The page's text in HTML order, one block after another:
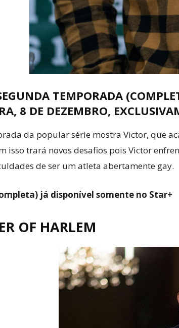
TEMPORADA
8 DE DEZEMBRO,
da popular série mostra Victor, que
isso trará novos desafios pois Victor
de ser um atleta abertamente gay.
já disponível somente no Star+
OF HARLEM